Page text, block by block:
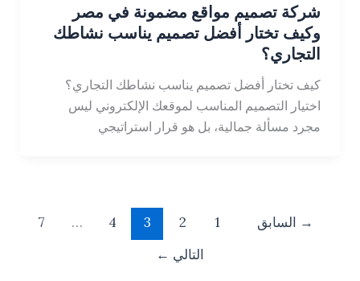
شركة تصميم مواقع مضمونة في مصر
وكيف تختار أفضل تصميم يناسب نشاطك
التجاري؟
كيف تختار أفضل تصميم يناسب نشاطك التجاري؟
اختيار التصميم المناسب لموقعك الإلكتروني ليس
مجرد مسألة جمالية، بل هو قرار استراتيجي
السابق
التالي←